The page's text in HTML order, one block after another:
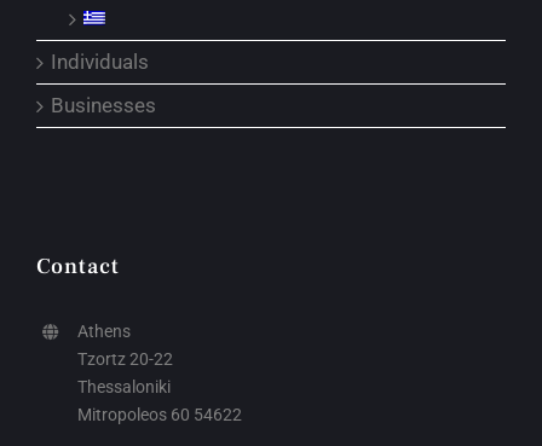
Individuals
Businesses
Contact
Athens
Tzortz 20-22
Thessaloniki
Mitropoleos 60 54622